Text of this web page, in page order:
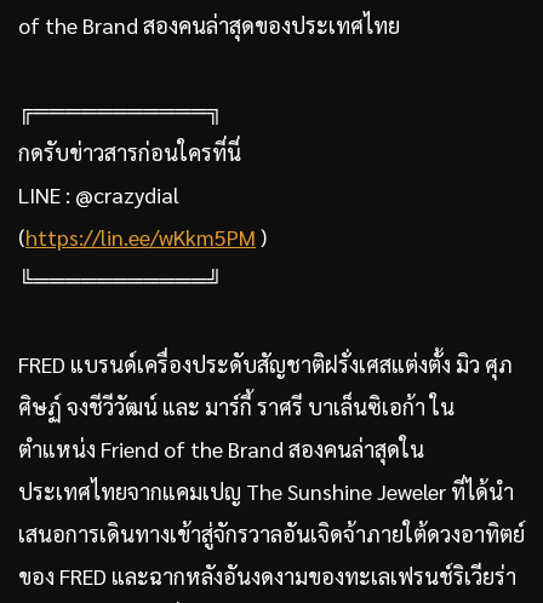
of the Brand สองคนล่าสุดของประเทศไทย
╔═══════════╗
กดรับข่าวสารก่อนใครที่นี่
LINE : @crazydial
(https://lin.ee/wKkm5PM )
╚═══════════╝
FRED แบรนด์เครื่องประดับสัญชาติฝรั่งเศสแต่งตั้ง มิว ศุภ
ศิษฏ์ จงชีวีวัฒน์ และ มาร์กี้ ราศรี บาเล็นซิเอก้า ใน
ตำแหน่ง Friend of the Brand สองคนล่าสุดใน
ประเทศไทยจากแคมเปญ The Sunshine Jeweler ที่ได้นำ
เสนอการเดินทางเข้าสู่จักรวาลอันเจิดจ้าภายใต้ดวงอาทิตย์
ของ FRED และฉากหลังอันงดงามของทะเลเฟรนช์ริเวียร่า